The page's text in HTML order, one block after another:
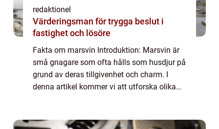
redaktionel
Värderingsman för trygga beslut i
fastighet och lösöre
Fakta om marsvin Introduktion: Marsvin är
små gnagare som ofta hålls som husdjur på
grund av deras tillgivenhet och charm. I
denna artikel kommer vi att utforska olika